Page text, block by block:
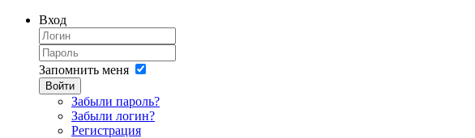
Вход
Запомнить меня
Войти
Забыли пароль?
Забыли логин?
Регистрация